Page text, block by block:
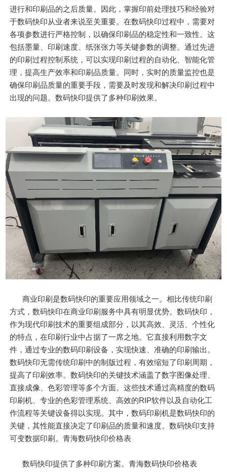
进行和印刷品的之后质量。因此，掌握印前处理技巧和经验对
于数码快印从业者来说至关重要。在数码快印过程中，需要对
各项参数进行严格控制，以确保印刷品的稳定性和一致性。这
包括墨量、印刷速度、纸张张力等关键参数的调整。通过先进
的印刷过程控制系统，可以实现印刷过程的自动化、智能化管
理，提高生产效率和印刷品质量。同时，实时的质量监控也是
确保印刷品质量的重要手段，需要及时发现和解决印刷过程中
出现的问题。数码快印提供了多种印刷效果。
商业印刷是数码快印的重要应用领域之一。相比传统印刷
方式，数码快印在商业印刷服务中具有明显优势。数码快印，
作为现代印刷技术的重要组成部分，以其高效、灵活、个性化
的特点，在印刷行业中占据了一席之地。它直接利用数字文
件，通过专业的数码印刷设备，实现快速、准确的印刷输出。
数码快印无需传统印刷中的制版过程，有效缩短了印刷周期，
提高了印刷效率。数码快印的关键技术涵盖了数字图像处理、
直接成像、色彩管理等多个方面。这些技术通过高精度的数码
印刷机、专业的色彩管理系统、高效的RIP软件以及自动化工
作流程等关键设备得以实现。其中，数码印刷机是数码快印的
关键，其性能直接决定了印刷品的质量和速度。数码快印支持
可变数据印刷。青海数码快印价格表
数码快印提供了多种印刷方案。青海数码快印价格表